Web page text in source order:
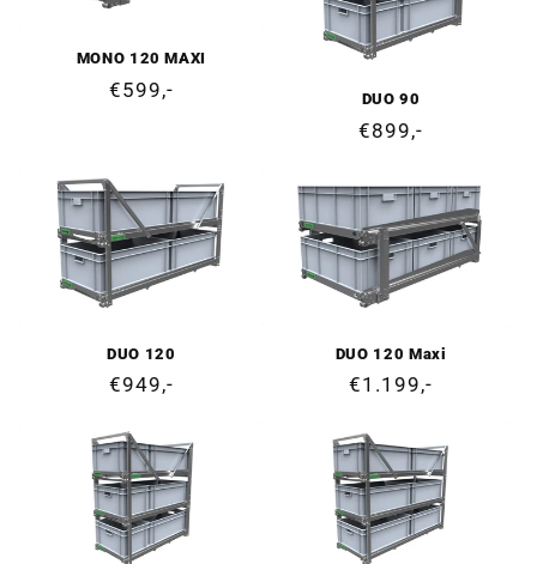
MONO 120 MAXI
Ordinarie
€599,- DUO 90
Ordinarie
€899,-
DUO 120
Ordinarie
€949,-
DUO 120 Maxi
Ordinarie
€1.199,-